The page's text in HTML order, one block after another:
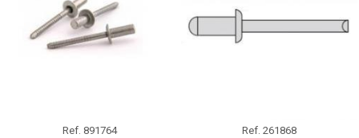
Ref. 891764 Ref. 261868